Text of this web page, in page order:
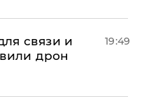
связи и
дрон
19:49